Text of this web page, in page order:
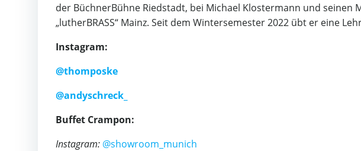
der BüchnerBühne Riedstadt, bei Michael Klostermann und seinen
„lutherBRASS“ Mainz. Seit dem Wintersemester 2022 übt er eine
Instagram:
@thomposke
@andyschreck_
Buffet Crampon:
Instagram: @showroom_munich